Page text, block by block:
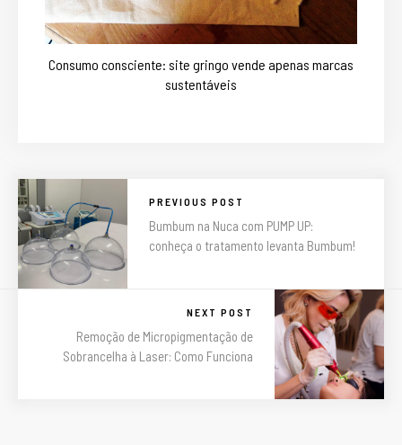
Consumo consciente: site gringo vende apenas marcas
sustentáveis
PREVIOUS POST
Bumbum na Nuca com PUMP UP:
conheça o tratamento levanta Bumbum!
NEXT POST
Remoção de Micropigmentação de
Sobrancelha à Laser: Como Funciona